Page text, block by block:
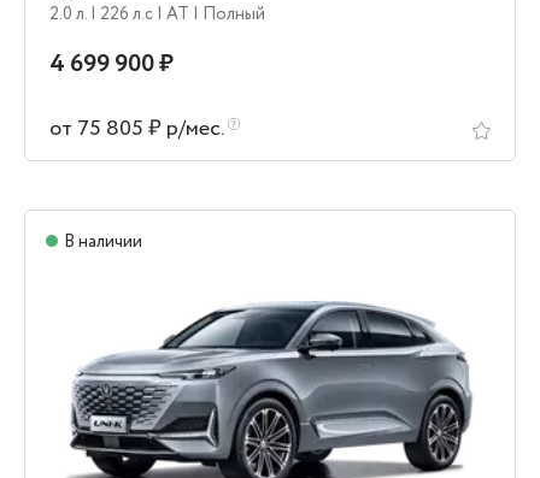
2.0 л. | 226 л.c | AT | Полный
4 699 900 ₽
от 75 805 ₽ р/мес.
В наличии